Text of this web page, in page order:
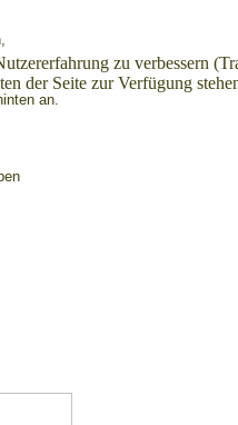
an.
zu verbessern
der Seite zur Verfügung